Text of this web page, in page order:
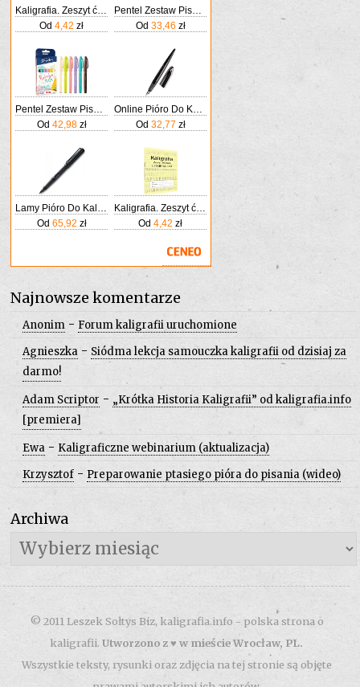
Kaligrafia. Zeszyt ćwiczeń. Litery klasa 1-3
Od4,42 zł
Pentel Zestaw Pisaków Do Kaligrafii 4 Kolory
Od 33,46 zł
Pentel Zestaw Pisaków Do Kaligrafii Ses15C Kolorowa Rafa
Od 42,98zł
Online Pióro Do Kaligrafii Wieczne Air Czarne Szeroka Stalówka O Grubości Kreski 1 4mm Standardowych Wkładów Atramentowych
Od 32,77 zł
Lamy Pióro Do Kaligrafii Safari 017M Czarny Matowy
Od 65,92 zł
Kaligrafia. Zeszyt ćwiczeń. Litery klasa 1-3
Od4,42 zł
Najnowsze komentarze
Anonim - Forum kaligrafii uruchomione
Agnieszka - Siódma lekcja samouczka kaligrafii od dzisiaj za
darmo!
Adam Scriptor - „Krótka Historia Kaligrafii” od kaligrafia.info
[premiera]
Ewa - Kaligraficzne webinarium (aktualizacja)
Krzysztof - Preparowanie ptasiego pióra do pisania (wideo)
Archiwa
Archiwa
© 2011 Leszek Sołtys Biz, kaligrafia.info - polska strona o
kaligrafii.Utworzono z ♥ w mieście Wrocław, PL.
Wszystkie teksty, rysunki oraz zdjęcia na tej stronie są objęte